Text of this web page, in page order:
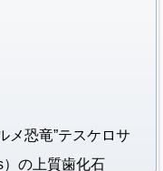
メ恐竜”テスケロサ
の上質歯化石